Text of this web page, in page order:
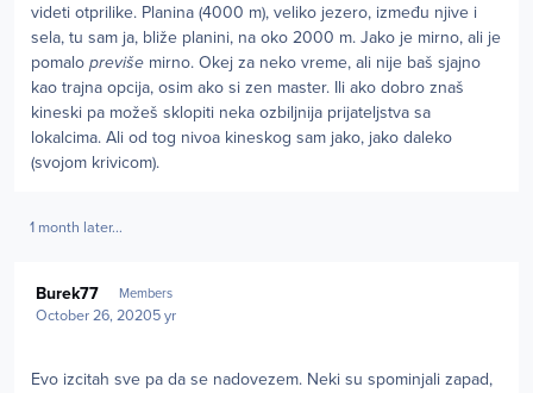
videti otprilike. Planina (4000 m), veliko jezero, između njive i
sela, tu sam ja, bliže planini, na oko 2000 m. Jako je mirno, ali je
pomalo previše mirno. Okej za neko vreme, ali nije baš sjajno
kao trajna opcija, osim ako si zen master. Ili ako dobro znaš
kineski pa možeš sklopiti neka ozbiljnija prijateljstva sa
lokalcima. Ali od tog nivoa kineskog sam jako, jako daleko
(svojom krivicom).
1 month later...
Burek77 Members
October 26, 20205 yr
Evo izcitah sve pa da se nadovezem. Neki su spominjali zapad,